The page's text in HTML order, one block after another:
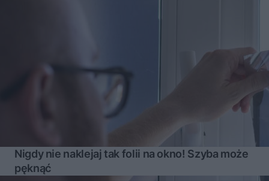
Nigdy nie naklejaj tak folii na okno! Szyba może
pęknąć